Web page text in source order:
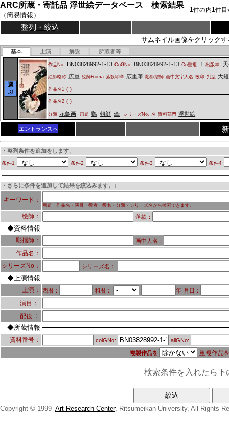
ARC所蔵・寄託品 浮世絵データベース 検索結果
（簡易情報）
1件の内1件目
整列・絞込
サムネイル画像をクリック
基本 上演 解説 所蔵者等
選
ぶ
作品No. BN03828992-1-13 CoGNo. BN03828992-1-13 Co重複: 1 出版年:
絵師略称 広重 絵師Roma 落款印章 広重筆 彫師摺師 画中文字人名 改印 判型 大
作品名1 ( )
作品名2 ( )
分類 花鳥画 画題 鶏 朝顔 傘 シリーズNo. 名 資料部門 浮世絵
エントランスへ
・整列条件を追加をします。
条件1 条件2 条件3 条件4
・さらに条件を追加して結果を絞込みます。↓
キーワード：
画題・作品名・演目・役者・役名・分類・シリーズ名から検索できます。
絵師： 落款：
◆資料情報
彫摺師： 画中人名：
作品名：
シリーズNo：
シリーズ名：
◆上演情報
上演： 西暦： 和暦： 年 月日：
演目：
配役 ：
◆所蔵情報
資料番号： colGNo: allGNo:
複製作品を 重複作品
検索条件を入れたら
Copyright © 1999- Art Research Center, Ritsumeikan University, All Rights